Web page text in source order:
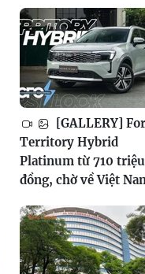
[GALLERY]
Territory Hybrid
Platinum từ 710 triệu
đồng, chờ về Việt